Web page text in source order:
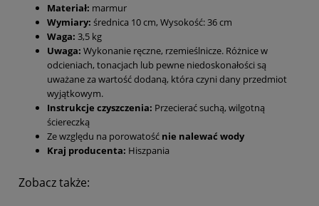
Materiał: marmur
Wymiary: średnica 10 cm, Wysokość: 36 cm
Waga: 3,5 kg
Uwaga: Wykonanie ręczne, rzemieślnicze. Różnice w
odcieniach, tonacjach lub pewne niedoskonałości są
uważane za wartość dodaną, która czyni dany przedmiot
wyjątkowym.
Instrukcje czyszczenia: Przecierać suchą, wilgotną
ściereczką
Ze względu na porowatość nie nalewać wody
Kraj producenta: Hiszpania
Zobacz także: